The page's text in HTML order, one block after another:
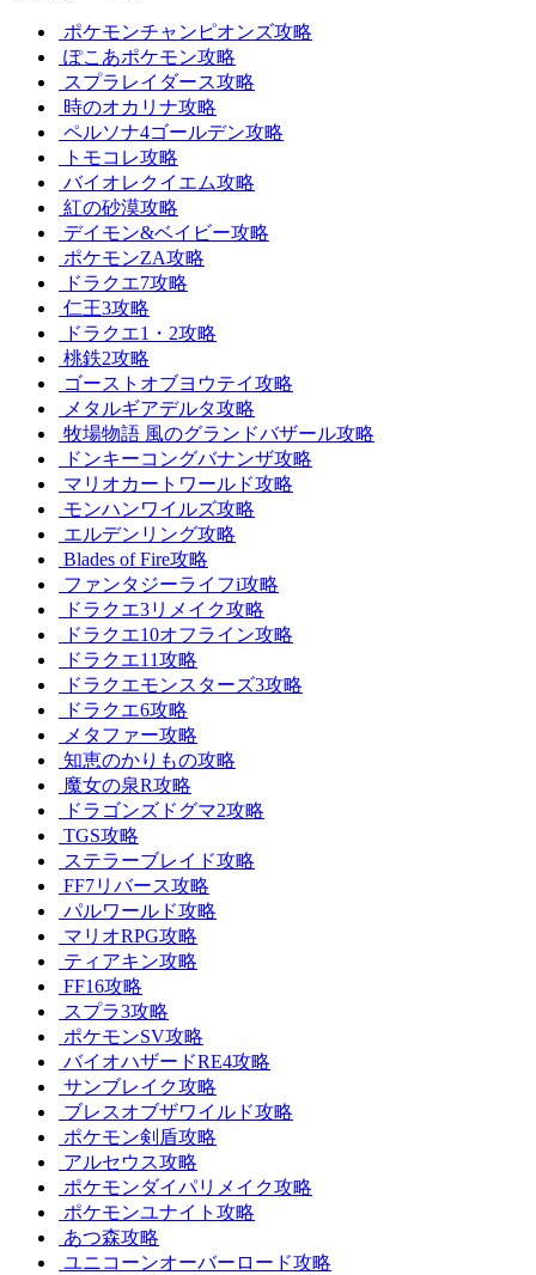
ポケモンチャンピオンズ攻略
ぽこあポケモン攻略
スプラレイダース攻略
時のオカリナ攻略
ペルソナ4ゴールデン攻略
トモコレ攻略
バイオレクイエム攻略
紅の砂漠攻略
デイモン&ベイビー攻略
ポケモンZA攻略
ドラクエ7攻略
仁王3攻略
ドラクエ1・2攻略
桃鉄2攻略
ゴーストオブヨウテイ攻略
メタルギアデルタ攻略
牧場物語 風のグランドバザール攻略
ドンキーコングバナンザ攻略
マリオカートワールド攻略
モンハンワイルズ攻略
エルデンリング攻略
Blades of Fire攻略
ファンタジーライフi攻略
ドラクエ3リメイク攻略
ドラクエ10オフライン攻略
ドラクエ11攻略
ドラクエモンスターズ3攻略
ドラクエ6攻略
メタファー攻略
知恵のかりもの攻略
魔女の泉R攻略
ドラゴンズドグマ2攻略
TGS攻略
ステラーブレイド攻略
FF7リバース攻略
パルワールド攻略
マリオRPG攻略
ティアキン攻略
FF16攻略
スプラ3攻略
ポケモンSV攻略
バイオハザードRE4攻略
サンブレイク攻略
ブレスオブザワイルド攻略
ポケモン剣盾攻略
アルセウス攻略
ポケモンダイパリメイク攻略
ポケモンユナイト攻略
あつ森攻略
ユニコーンオーバーロード攻略